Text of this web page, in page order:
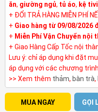
ăn, giường ngủ, tủ áo, kệ tivi
+ ĐỔI TRẢ HÀNG MIỄN PHÍ
+ Giao hàng từ 09/08/2026
+ Miễn Phí Vận Chuyển nội
+ Giao Hàng Cấp Tốc nội
Lưu ý: chỉ áp dụng khi đặt
áp dụng với các chương
>> Xem thêm thảm, bàn trà,
MUA NGAY GỌI